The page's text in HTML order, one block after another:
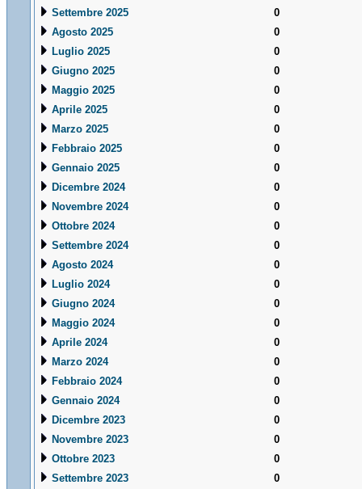
Settembre 2025
0
Agosto 2025
0
Luglio 2025
0
Giugno 2025
0
Maggio 2025
0
Aprile 2025
0
Marzo 2025
0
Febbraio 2025
0
Gennaio 2025
0
Dicembre 2024
0
Novembre 2024
0
Ottobre 2024
0
Settembre 2024
0
Agosto 2024
0
Luglio 2024
0
Giugno 2024
0
Maggio 2024
0
Aprile 2024
0
Marzo 2024
0
Febbraio 2024
0
Gennaio 2024
0
Dicembre 2023
0
Novembre 2023
0
Ottobre 2023
0
Settembre 2023
0